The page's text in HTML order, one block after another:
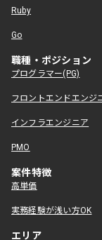
Ruby
Go
職種・ポジション
プログラマー(PG)
フロントエンドエンジ
インフラエンジニア
PMO
案件特徴
高単価
実務経験が浅い方OK
エリア